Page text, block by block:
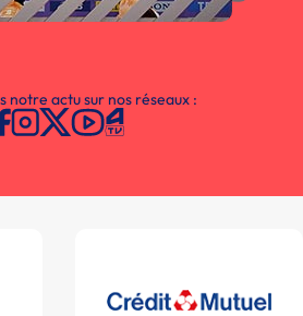
notre actu sur nos réseaux :